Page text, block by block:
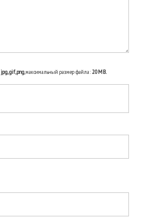
jpg, gif, png, максимальный размер файла:20MB.